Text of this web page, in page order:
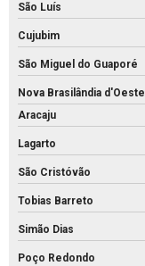
São Luís
Cujubim
São Miguel do Guaporé
Nova Brasilândia d'Oeste
Aracaju
Lagarto
São Cristóvão
Tobias Barreto
Simão Dias
Poço Redondo